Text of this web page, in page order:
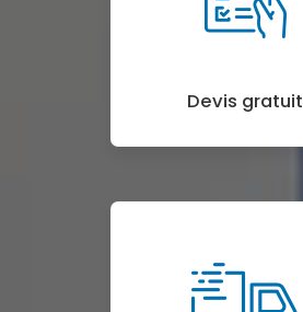
Devis gratuit